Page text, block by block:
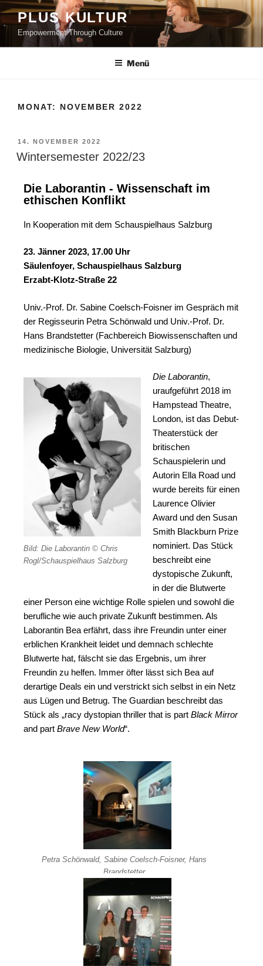
PLUS KULTUR
Empowerment Through Culture
Menü
MONAT: NOVEMBER 2022
14. NOVEMBER 2022
Wintersemester 2022/23
Die Laborantin - Wissenschaft im
ethischen Konflikt
In Kooperation mit dem Schauspielhaus Salzburg
23. Jänner 2023, 17.00 Uhr
Säulenfoyer, Schauspielhaus Salzburg
Erzabt-Klotz-Straße 22
Univ.-Prof. Dr. Sabine Coelsch-Foisner im Gespräch mit
der Regisseurin Petra Schönwald und Univ.-Prof. Dr.
Hans Brandstetter (Fachbereich Biowissenschaften und
medizinische Biologie, Universität Salzburg)
Bild: Die Laborantin © Chris
Rogl/Schauspielhaus Salzburg
Die Laborantin,
uraufgeführt 2018 im
Hampstead Theatre,
London, ist das Debut-
Theaterstück der
britischen
Schauspielerin und
Autorin Ella Road und
wurde bereits für einen
Laurence Olivier
Award und den Susan
Smith Blackburn Prize
nominiert. Das Stück
beschreibt eine
dystopische Zukunft,
in der die Blutwerte
einer Person eine wichtige Rolle spielen und sowohl die
berufliche wie auch private Zukunft bestimmen. Als
Laborantin Bea erfährt, dass ihre Freundin unter einer
erblichen Krankheit leidet und demnach schlechte
Blutwerte hat, fälscht sie das Ergebnis, um ihrer
Freundin zu helfen. Immer öfter lässt sich Bea auf
derartige Deals ein und verstrickt sich selbst in ein Netz
aus Lügen und Betrug. The Guardian beschreibt das
Stück als „racy dystopian thriller that is part Black Mirror
and part Brave New World“.
Petra Schönwald, Sabine Coelsch-Foisner, Hans
Brandstetter